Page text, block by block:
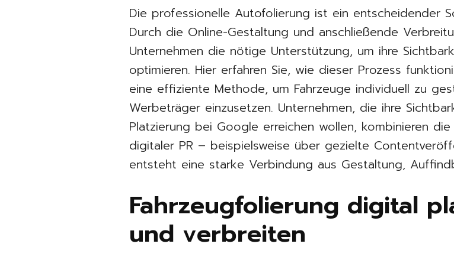
Die professionelle Autofolierung ist ein entscheidender
Durch die Online-Gestaltung und anschließende
Unternehmen die nötige Unterstützung, um ihre
optimieren. Hier erfahren Sie, wie dieser Prozess
eine effiziente Methode, um Fahrzeuge individuell zu
Werbeträger einzusetzen. Unternehmen, die ihre
Platzierung bei Google erreichen wollen, kombinieren
digitaler PR – beispielsweise über gezielte
entsteht eine starke Verbindung aus Gestaltung,
Fahrzeugfolierung digital
und verbreiten